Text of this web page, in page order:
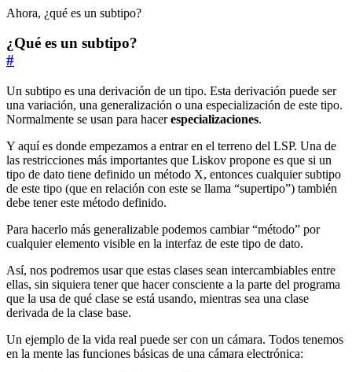
Ahora, ¿qué es un subtipo?
¿Qué es un subtipo?
#
Un subtipo es una derivación de un tipo. Esta derivación puede ser
una variación, una generalización o una especialización de este tipo.
Normalmente se usan para hacerespecializaciones.
Y aquí es donde empezamos a entrar en el terreno del LSP. Una de
las restricciones más importantes que Liskov propone es que si un
tipo de dato tiene definido un método X, entonces cualquier subtipo
de este tipo (que en relación con este se llama “supertipo”) también
debe tener este método definido.
Para hacerlo más generalizable podemos cambiar “método” por
cualquier elemento visible en la interfaz de este tipo de dato.
Así, nos podremos usar que estas clases sean intercambiables entre
ellas, sin siquiera tener que hacer consciente a la parte del programa
que la usa de qué clase se está usando, mientras sea una clase
derivada de la clase base.
Un ejemplo de la vida real puede ser con un cámara. Todos tenemos
en la mente las funciones básicas de una cámara electrónica: